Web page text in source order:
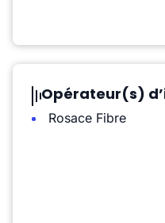
Opérateur(s)
Rosace Fibre